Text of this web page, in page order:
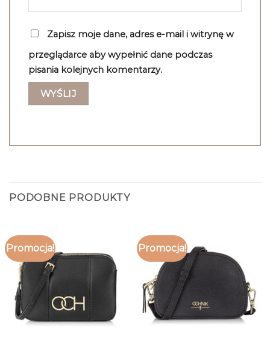
Zapisz moje dane, adres e-mail i witrynę w
przeglądarce aby wypełnić dane podczas
pisania kolejnych komentarzy.
PODOBNE PRODUKTY
Promocja! Promocja!